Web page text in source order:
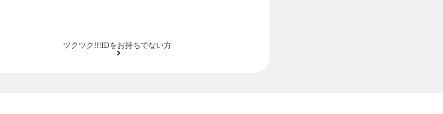
ツクツク!!!IDをお持ちでない方